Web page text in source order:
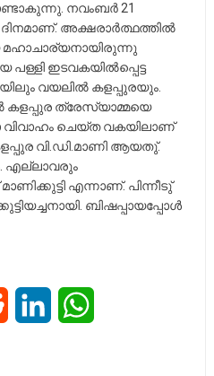
നവംബർ 21
ദിനമാണ്. അക്ഷരാർത്ഥത്തിൽ
മഹാചാര്യനായിരുന്നു
പള്ളി ഇടവകയിൽപ്പെട്ട
വയലിൽ കളപ്പുരയും.
കളപ്പുര ത്രേസ്യാമ്മയെ
ചെയ്ത വകയിലാണ്
വി.ഡി.മാണി ആയതു്.
എല്ലാവരും
എന്നാണ്. പിന്നീടു്
ബിഷപ്പായപ്പോൾ
Reddit LinkedIn